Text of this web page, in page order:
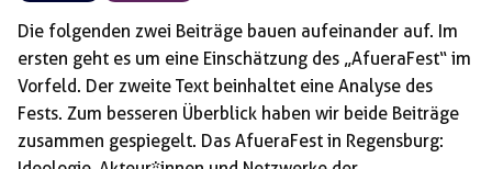
Die folgenden zwei Beiträge bauen aufeinander auf. Im
ersten geht es um eine Einschätzung des „AfueraFest“ im
Vorfeld. Der zweite Text beinhaltet eine Analyse des
Fests. Zum besseren Überblick haben wir beide Beiträge
zusammen gespiegelt. Das AfueraFest in Regensburg: